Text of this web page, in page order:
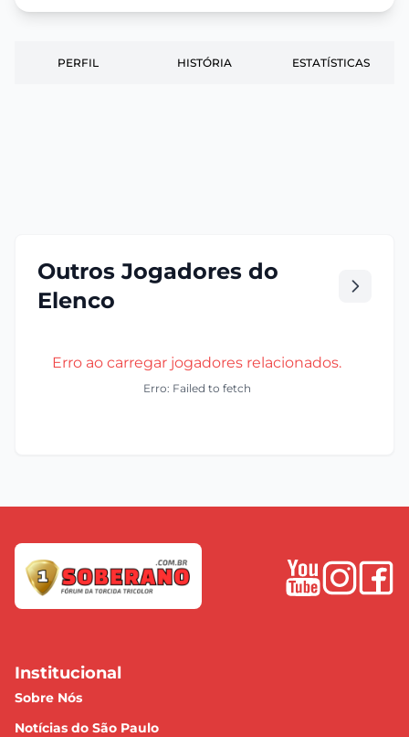
PERFIL HISTÓRIA ESTATÍSTICAS
Outros Jogadores do
Elenco
Erro ao carregar jogadores relacionados.
Erro: Failed to fetch
Institucional
Sobre Nós
Notícias do São Paulo